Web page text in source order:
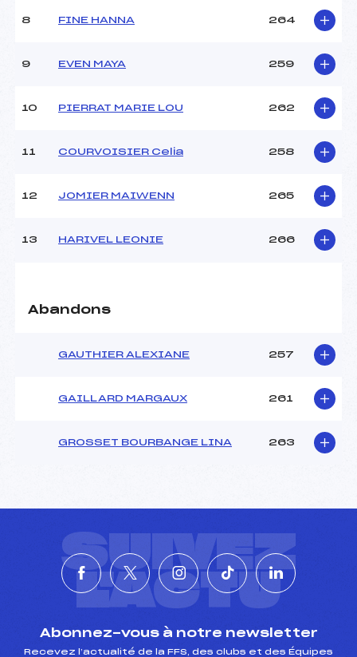
8 FINE HANNA 264
9 EVEN MAYA 259
10 PIERRAT MARIE LOU 262
11 COURVOISIER Celia 258
12 JOMIER MAIWENN 265
13 HARIVEL LEONIE 266
Abandons
GAUTHIER ALEXIANE 257
GAILLARD MARGAUX 261
GROSSET BOURBANGE LINA 263
SUIVEZ
L'ACTU
Abonnez-vous à notre newsletter
Recevez l’actualité de la FFS, des clubs et des Équipes